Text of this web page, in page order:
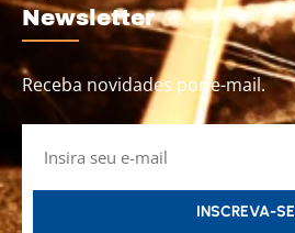
Newsletter
Receba novidades por e-mail.
INSCREVA-SE